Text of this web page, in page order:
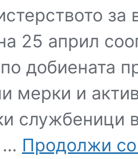
25 април
добиената
мерки и
службеници
… Продолжи